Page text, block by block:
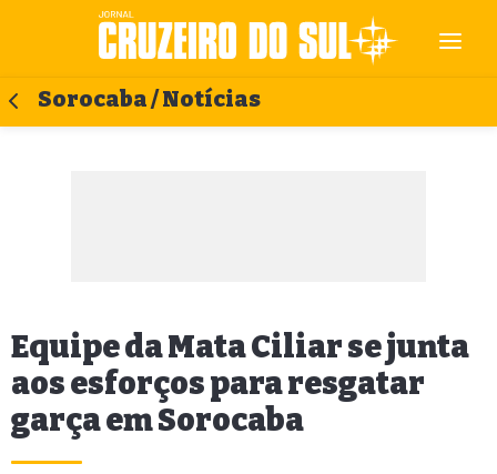
Sorocaba / Notícias
Equipe da Mata Ciliar se junta
aos esforços para resgatar
garça em Sorocaba